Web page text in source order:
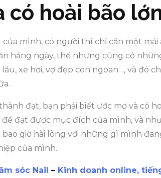
có hoài bão
mình, có người thì chỉ cần một
hằng ngày, thế nhưng cũng có
xe hơi, vợ đẹp con ngoan…, và đó
đạt, bạn phải biết ước mơ và có
đạt được mục đích của mình, và
giờ hài lòng với những gì mình
của mình.
sóc Nail – Kinh doanh online,